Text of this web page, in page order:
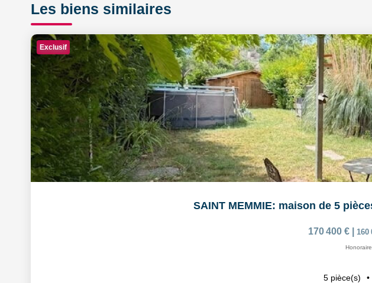
Les biens similaires
Exclusif
SAINT MEMMIE: maison de 5
170 400 € 160
5 pièce(s)